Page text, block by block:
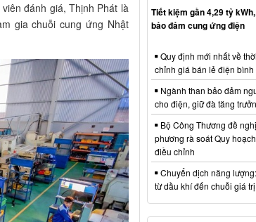
đánh giá, Thịnh Phát là
gia chuỗi cung ứng Nhật
Tiết kiệm gần 4,29 tỷ
bảo đảm cung ứng điện
Quy định mới nhất về
chỉnh giá bán lẻ điện bình
Ngành than bảo đảm
cho điện, giữ đà tăng
Bộ Công Thương đề
phương rà soát Quy
điều chỉnh
Chuyển dịch năng
từ dầu khí đến chuỗi giá